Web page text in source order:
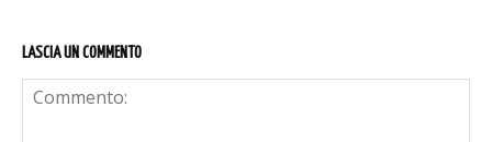
LASCIA UN COMMENTO